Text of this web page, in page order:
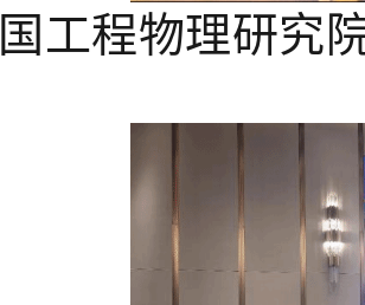
工程物理研究